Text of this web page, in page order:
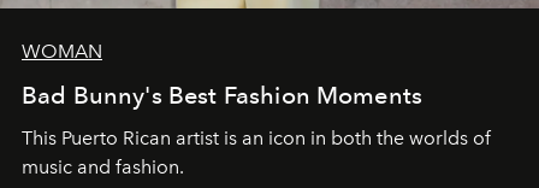
WOMAN
Bad Bunny's Best Fashion Moments
This Puerto Rican artist is an icon in both the worlds of
music and fashion.